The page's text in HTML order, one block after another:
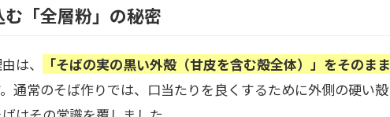
「全層粉」の秘密
は、
「そばの実の黒い外殻（甘皮を含む殻全体）」をそのまま
通常のそば作りでは、口当たりを良くするために外側の硬い殻